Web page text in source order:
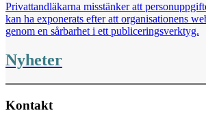
Privattandläkarna misstänker att
kan ha exponerats efter att organisationens
genom en sårbarhet i ett publiceringsverktyg.
Nyheter
Kontakt